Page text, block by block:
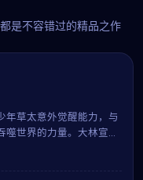
是不容错过的精品之作
年草太意外觉醒能力，与
世界的力量。大林宣彦
能。